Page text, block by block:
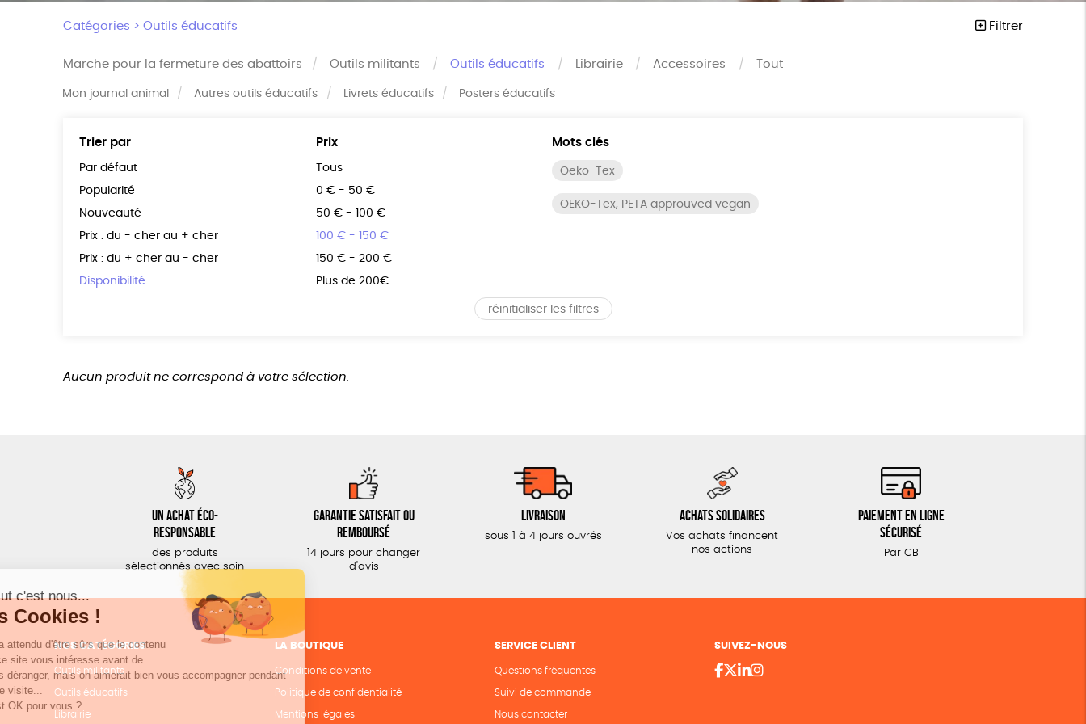
Catégories >Outils éducatifs Filtrer
Marche pour la fermeture des abattoirs Outils militants Outils éducatifs
Mon journal animal Autres outils éducatifs Livrets éducatifs Posters éducatifs
Librairie Accessoires Tout
Trier par
Par défaut
Popularité
Nouveauté
Prix : du - cher au + cher
Prix : du + cher au - cher
Disponibilité
Prix
Tous
0 € - 50 €
50 € - 100 €
100 € - 150 €
150 € - 200 €
Plus de 200€
Mots clés
Oeko-Tex
OEKO-Tex, PETA approuved vegan
réinitialiser les filtres
Aucun produit ne correspond à votre sélection.
Un achat éco-
responsable
des produits
sélectionnés avec soin
Garantie satisfait ou
remboursé
14 jours pour changer
d'avis
Livraison
sous 1 à 4 jours ouvrés
Achats solidaires
Vos achats financent
nos actions
Paiement en ligne
sécurisé
Par CB
NOS CATÉGORIES
Outils militants
Outils éducatifs
Librairie
LA BOUTIQUE
Conditions de vente
Politique de confidentialité
Mentions légales
SERVICE CLIENT
Questions fréquentes
Suivi de commande
Nous contacter
SUIVEZ-NOUS